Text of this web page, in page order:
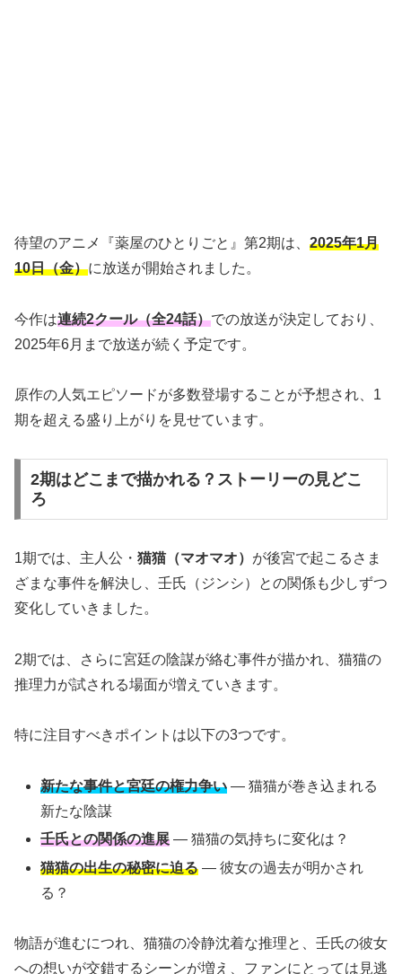
待望のアニメ『薬屋のひとりごと』第2期は、 2025年1月
10日（金）に放送が開始されました。
今作は連続2クール（全24話）での放送が決定しており、
2025年6月まで放送が続く予定です。
原作の人気エピソードが多数登場することが予想され、1
期を超える盛り上がりを見せています。
2期はどこまで描かれる？ストーリーの見どこ
ろ
1期では、主人公・ 猫猫（マオマオ） が後宮で起こるさま
ざまな事件を解決し、壬氏（ジンシ）との関係も少しずつ
変化していきました。
2期では、さらに宮廷の陰謀が絡む事件が描かれ、猫猫の
推理力が試される場面が増えていきます。
特に注目すべきポイントは以下の3つです。
新たな事件と宮廷の権力争い — 猫猫が巻き込まれる
新たな陰謀
壬氏との関係の進展 — 猫猫の気持ちに変化は？
猫猫の出生の秘密に迫る — 彼女の過去が明かされ
る？
物語が進むにつれ、猫猫の冷静沈着な推理と、壬氏の彼女
への想いが交錯するシーンが増え、ファンにとっては見逃